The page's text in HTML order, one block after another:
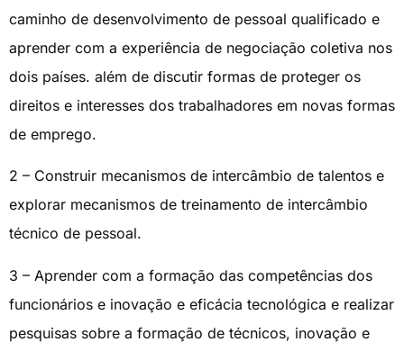
caminho de desenvolvimento de pessoal qualificado e
aprender com a experiência de negociação coletiva nos
dois países. além de discutir formas de proteger os
direitos e interesses dos trabalhadores em novas formas
de emprego.
2 – Construir mecanismos de intercâmbio de talentos e
explorar mecanismos de treinamento de intercâmbio
técnico de pessoal.
3 – Aprender com a formação das competências dos
funcionários e inovação e eficácia tecnológica e realizar
pesquisas sobre a formação de técnicos, inovação e